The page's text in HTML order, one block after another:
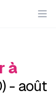
à
- août